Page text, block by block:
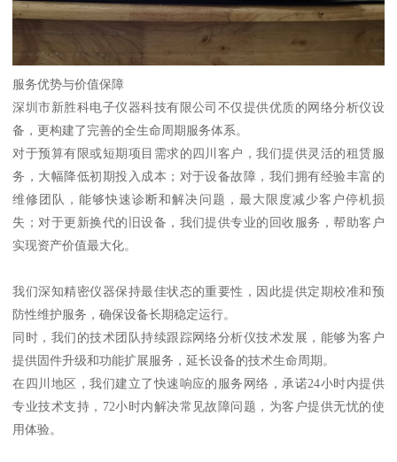
服务优势与价值保障
深圳市新胜科电子仪器科技有限公司不仅提供优质的网络分析仪设
备，更构建了完善的全生命周期服务体系。
对于预算有限或短期项目需求的四川客户，我们提供灵活的租赁服
务，大幅降低初期投入成本；对于设备故障，我们拥有经验丰富的
维修团队，能够快速诊断和解决问题，最大限度减少客户停机损
失；对于更新换代的旧设备，我们提供专业的回收服务，帮助客户
实现资产价值最大化。
我们深知精密仪器保持最佳状态的重要性，因此提供定期校准和预
防性维护服务，确保设备长期稳定运行。
同时，我们的技术团队持续跟踪网络分析仪技术发展，能够为客户
提供固件升级和功能扩展服务，延长设备的技术生命周期。
在四川地区，我们建立了快速响应的服务网络，承诺24小时内提供
专业技术支持，72小时内解决常见故障问题，为客户提供无忧的使
用体验。